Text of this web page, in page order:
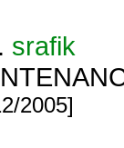
srafik
2005]